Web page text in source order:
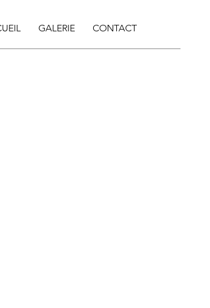
GALERIE CONTACT